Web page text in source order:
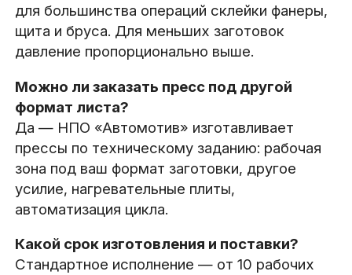
для большинства операций склейки фанеры,
щита и бруса. Для меньших заготовок
давление пропорционально выше.
Можно ли заказать пресс под другой
формат листа?
Да — НПО «Автомотив» изготавливает
прессы по техническому заданию: рабочая
зона под ваш формат заготовки, другое
усилие, нагревательные плиты,
автоматизация цикла.
Какой срок изготовления и поставки?
Стандартное исполнение — от 10 рабочих